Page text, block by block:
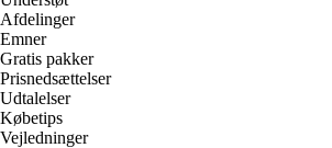
Afdelinger
Emner
Gratis pakker
Prisnedsættelser
Udtalelser
Købetips
Vejledninger